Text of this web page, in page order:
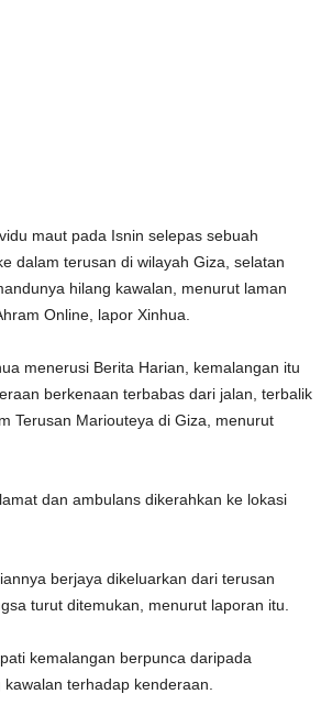
maut pada Isnin selepas sebuah
dalam terusan di wilayah Giza, selatan
hilang kawalan, menurut laman
Online, lapor Xinhua.
menerusi Berita Harian, kemalangan itu
berkenaan terbabas dari jalan, terbalik
Terusan Mariouteya di Giza, menurut
dan ambulans dikerahkan ke lokasi
berjaya dikeluarkan dari terusan
turut ditemukan, menurut laporan itu.
kemalangan berpunca daripada
terhadap kenderaan.